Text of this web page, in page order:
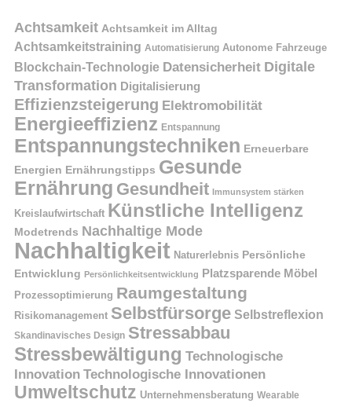
Achtsamkeit Achtsamkeit im Alltag
Achtsamkeitstraining Automatisierung Autonome Fahrzeuge
Blockchain-Technologie Datensicherheit Digitale
Transformation Digitalisierung
Effizienzsteigerung Elektromobilität
Energieeffizienz Entspannung
Entspannungstechniken Erneuerbare
Energien Ernährungstipps Gesunde
Ernährung Gesundheit Immunsystem stärken
Kreislaufwirtschaft Künstliche Intelligenz
Modetrends Nachhaltige Mode
Nachhaltigkeit Naturerlebnis Persönliche
Entwicklung Persönlichkeitsentwicklung Platzsparende Möbel
Prozessoptimierung Raumgestaltung
Risikomanagement Selbstfürsorge Selbstreflexion
Skandinavisches Design Stressabbau
Stressbewältigung Technologische
Innovation Technologische Innovationen
Umweltschutz Unternehmensberatung Wearable